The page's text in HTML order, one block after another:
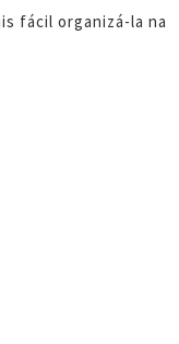
fácil organizá-la na